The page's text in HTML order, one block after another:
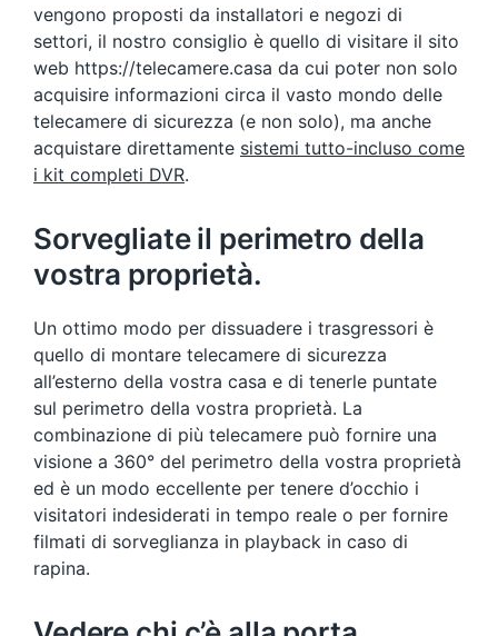
vengono proposti da installatori e negozi di
settori, il nostro consiglio è quello di visitare il sito
web https://telecamere.casa da cui poter non solo
acquisire informazioni circa il vasto mondo delle
telecamere di sicurezza (e non solo), ma anche
acquistare direttamente sistemi tutto-incluso come
i kit completi DVR.
Sorvegliate il perimetro della
vostra proprietà.
Un ottimo modo per dissuadere i trasgressori è
quello di montare telecamere di sicurezza
all’esterno della vostra casa e di tenerle puntate
sul perimetro della vostra proprietà. La
combinazione di più telecamere può fornire una
visione a 360° del perimetro della vostra proprietà
ed è un modo eccellente per tenere d’occhio i
visitatori indesiderati in tempo reale o per fornire
filmati di sorveglianza in playback in caso di
rapina.